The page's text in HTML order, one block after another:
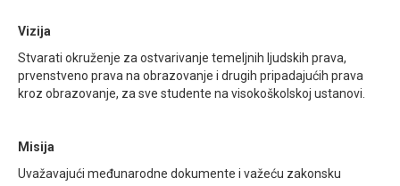
Vizija
Stvarati okruženje za ostvarivanje temeljnih ljudskih prava,
prvenstveno prava na obrazovanje i drugih pripadajućih prava
kroz obrazovanje, za sve studente na visokoškolskoj ustanovi.
Misija
Uvažavajući međunarodne dokumente i važeću zakonsku